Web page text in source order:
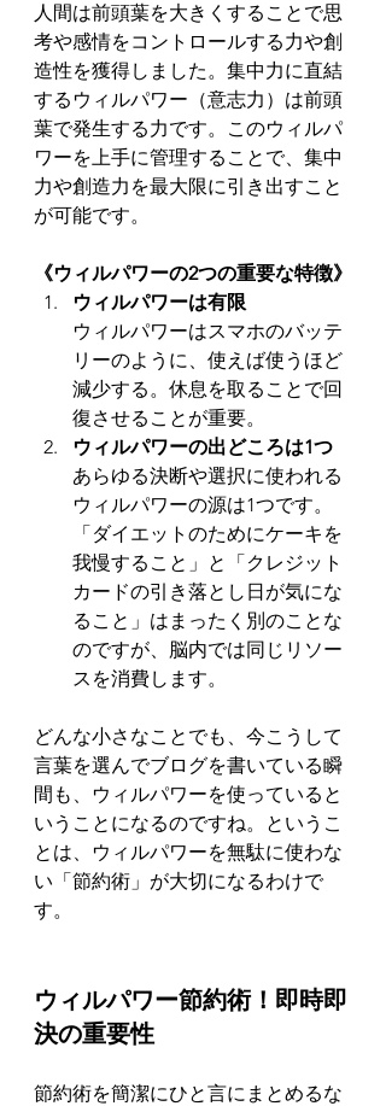
人間は前頭葉を大きくすることで思
考や感情をコントロールする力や創
造性を獲得しました。集中力に直結
するウィルパワー（意志力）は前頭
葉で発生する力です。このウィルパ
ワーを上手に管理することで、集中
力や創造力を最大限に引き出すこと
が可能です。
《ウィルパワーの2つの重要な特徴》
ウィルパワーは有限
ウィルパワーはスマホのバッテ
リーのように、使えば使うほど
減少する。休息を取ることで回
復させることが重要。
ウィルパワーの出どころは1つ
あらゆる決断や選択に使われる
ウィルパワーの源は1つです。
「ダイエットのためにケーキを
我慢すること」と「クレジット
カードの引き落とし日が気にな
ること」はまったく別のことな
のですが、脳内では同じリソー
スを消費します。
どんな小さなことでも、今こうして
言葉を選んでブログを書いている瞬
間も、ウィルパワーを使っていると
いうことになるのですね。というこ
とは、ウィルパワーを無駄に使わな
い「節約術」が大切になるわけで
す。
ウィルパワー節約術！即時即
決の重要性
節約術を簡潔にひと言にまとめるな